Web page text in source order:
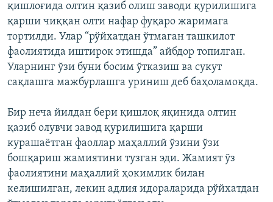
қишлоғида олтин қазиб олиш заводи қурилишига
қарши чиққан олти нафар фуқаро жаримага
тортилди. Улар “рўйхатдан ўтмаган ташкилот
фаолиятида иштирок этишда” айбдор топилган.
Уларнинг ўзи буни босим ўтказиш ва сукут
сақлашга мажбурлашга уриниш деб баҳоламоқда.
Бир неча йилдан бери қишлоқ яқинида олтин
қазиб олувчи завод қурилишига қарши
курашаётган фаоллар маҳаллий ўзини ўзи
бошқариш жамиятини тузган эди. Жамият ўз
фаолиятини маҳаллий ҳокимлик билан
келишилган, лекин адлия идораларида рўйхатдан